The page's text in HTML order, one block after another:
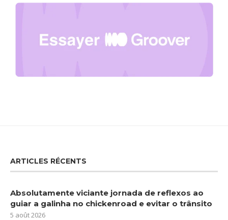
ARTICLES RÉCENTS
Absolutamente viciante jornada de reflexos ao
guiar a galinha no chickenroad e evitar o trânsito
5 août 2026